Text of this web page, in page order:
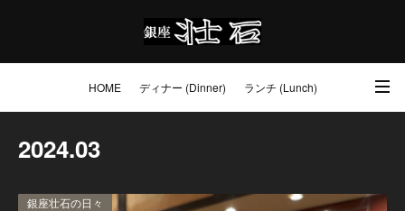
HOME ディナー (Dinner) ランチ (Lunch)
2024.03
銀座壮石の日々